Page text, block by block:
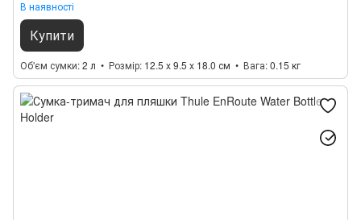
В наявності
Купити
Об'єм сумки 2 л Розмір 12.5 x 9.5 x 18.0 см Вага 0.15 кг